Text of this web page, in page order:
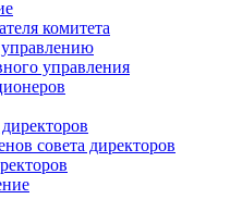
комитета
управления
совета директоров